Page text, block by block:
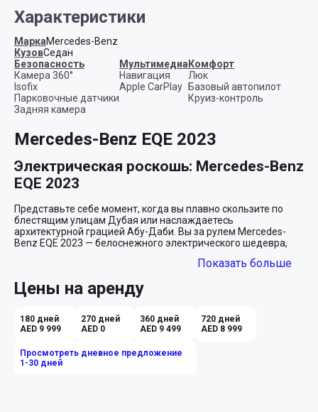
Характеристики
МаркаMercedes-Benz
КузовСедан
Безопасность
Камера 360°
Isofix
Парковочные датчики
Задняя камера
Мультимедиа
Навигация
Apple CarPlay
Комфорт
Люк
Базовый автопилот
Круиз-контроль
Mercedes-Benz EQE 2023
Электрическая роскошь: Mercedes-Benz
EQE 2023
Представьте себе момент, когда вы плавно скользите по
блестящим улицам Дубая или наслаждаетесь
архитектурной грацией Абу-Даби. Вы за рулем Mercedes-
Benz EQE 2023 — белоснежного электрического шедевра,
просто поездка, это заявление о вашем вкусе и статусе.
Чистая мощь и элегантность
Электрическая природа EQE позволяет ему не только
заботиться о планете, но и дарит вам невероятную мощь и
отсутствие шума двигателя — это совсем другая категория
вождения. Вы буквально летите над дорогой, ощущая себя
Показать больше
Цены на аренду
180 дней
AED 9 999
270 дней
AED 0
360 дней
AED 9 499
720 дней
AED 8 999
Просмотреть дневное предложение
1-30 дней